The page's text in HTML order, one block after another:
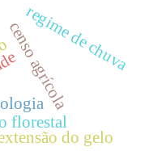
florestal
censo agrícola
regime de chuva
do gelo